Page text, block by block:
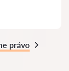
právo